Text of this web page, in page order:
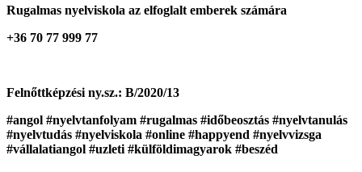
Rugalmas nyelviskola az elfoglalt emberek számára
+36 70 77 999 77
Felnőttképzési ny.sz.: B/2020/13
#angol #nyelvtanfolyam #rugalmas #időbeosztás #nyelvtanulás
#nyelvtudás #nyelviskola #online #happyend #nyelvvizsga
#vállalatiangol #uzleti #külföldimagyarok #beszéd